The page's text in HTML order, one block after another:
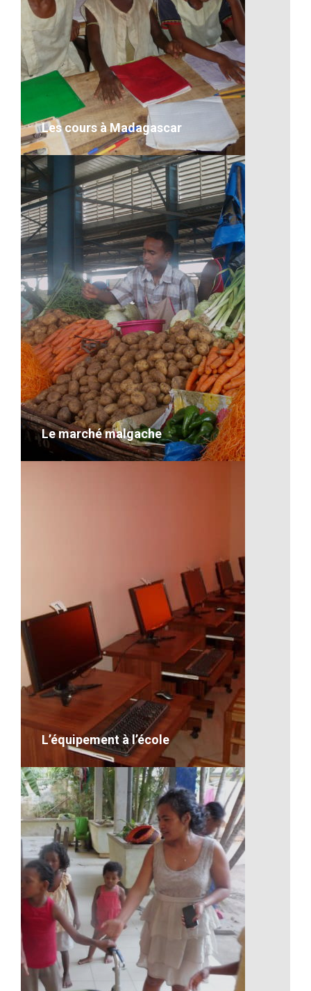
Il y a toujours de quoi s’amuser
VOIR LE DÉTAIL
Les cours à Madagascar
Les cours à Madagascar
VOIR LE DÉTAIL
Le marché malgache
Le marché malgache
VOIR LE DÉTAIL
L’équipement à l’école
L’équipement à l’école